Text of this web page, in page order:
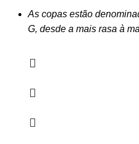
As copas estão
G, desde a mais rasa à